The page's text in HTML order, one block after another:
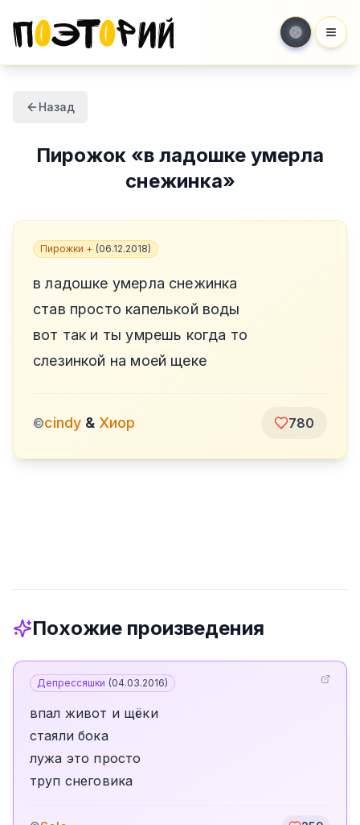
Назад
Пирожок «в ладошке умерла
снежинка»
Пирожки + (06.12.2018)
в ладошке умерла снежинка
став просто капелькой воды
вот так и ты умрешь когда то
слезинкой на моей щеке
©cindy & Хиор 780
Похожие произведения
Депрессяшки (04.03.2016)
впал живот и щёки
стаяли бока
лужа это просто
труп снеговика